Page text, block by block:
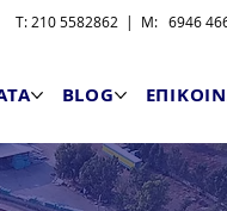
T: 210 5582862 | M: 6946
BLOG